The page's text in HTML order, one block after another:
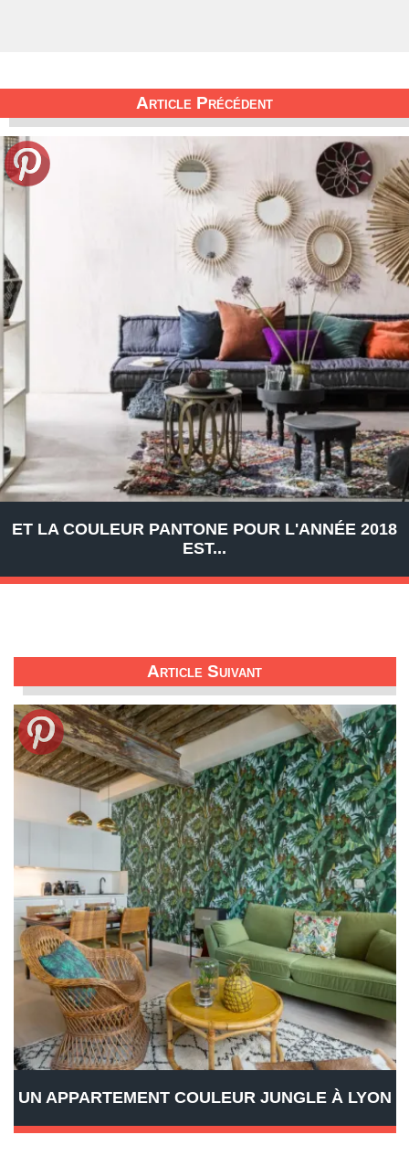
Article Précédent
ET LA COULEUR PANTONE POUR L'ANNÉE 2018
EST...
Article Suivant
UN APPARTEMENT COULEUR JUNGLE À LYON